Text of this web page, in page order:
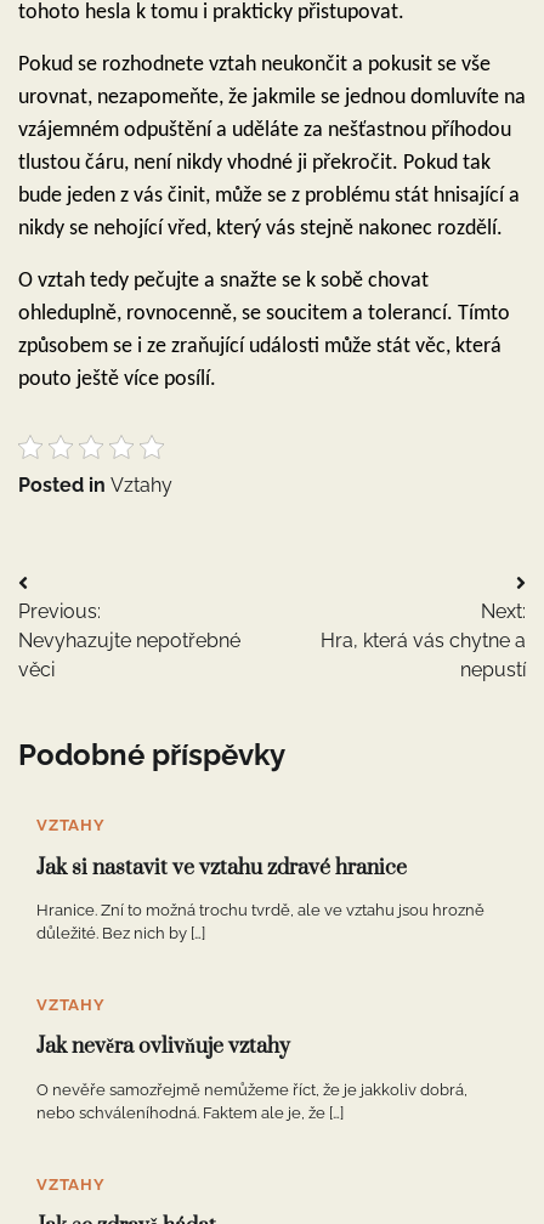
tohoto hesla k tomu i prakticky přistupovat.
Pokud se rozhodnete vztah neukončit a pokusit se vše
urovnat, nezapomeňte, že jakmile se jednou domluvíte na
vzájemném odpuštění a uděláte za nešťastnou příhodou
tlustou čáru, není nikdy vhodné ji překročit. Pokud tak
bude jeden z vás činit, může se z problému stát hnisající a
nikdy se nehojící vřed, který vás stejně nakonec rozdělí.
O vztah tedy pečujte a snažte se k sobě chovat
ohleduplně, rovnocenně, se soucitem a tolerancí. Tímto
způsobem se i ze zraňující události může stát věc, která
pouto ještě více posílí.
Posted in Vztahy
Navigace
pro
příspěvek
Previous:
Nevyhazujte nepotřebné
věci
Next:
Hra, která vás chytne a
nepustí
Podobné příspěvky
VZTAHY
Jak si nastavit ve vztahu zdravé hranice
Hranice. Zní to možná trochu tvrdě, ale ve vztahu jsou hrozně
důležité. Bez nich by […]
VZTAHY
Jak nevěra ovlivňuje vztahy
O nevěře samozřejmě nemůžeme říct, že je jakkoliv dobrá,
nebo schváleníhodná. Faktem ale je, že […]
VZTAHY